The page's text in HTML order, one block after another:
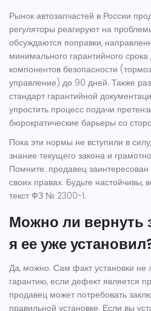
Рынок автозапчастей в России
регуляторы реагируют на
обсуждаются поправки,
минимального гарантийного
компонентов безопасности
управление) до 90 дней. Также
стандарт гарантийной
упростить процесс подачи
бюрократические барьеры со
Пока эти нормы не вступили в
знание текущего закона и
Помните: продавец
своих правах. Будьте настойчивы,
текст ФЗ № 2300-1.
Можно ли вернуть
я ее уже
Да, можно. Сам факт установки не
гарантию, если дефект является
продавец может потребовать
правильной установке. Если вы